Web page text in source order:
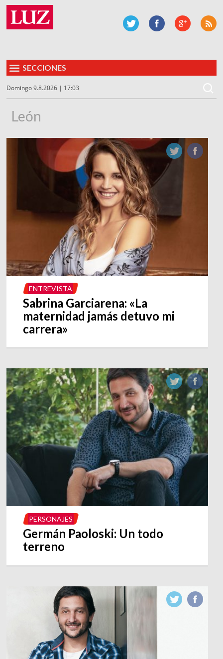
SECCIONES
Domingo 9.8.2026 | 17:03
León
ENTREVISTA
Sabrina Garciarena: «La
maternidad jamás detuvo mi
carrera»
PERSONAJES
Germán Paoloski: Un todo
terreno